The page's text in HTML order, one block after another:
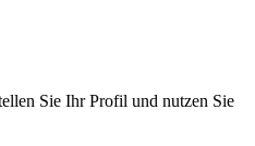
Sie Ihr Profil und nutzen Sie